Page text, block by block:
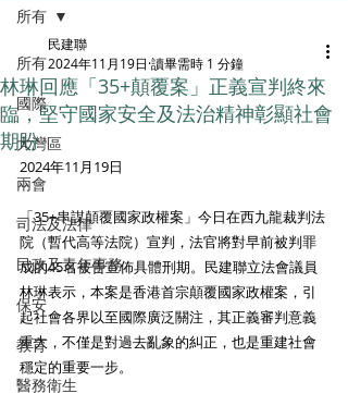
所有
國際
大灣區
兩會
司法及法律
民政及青年事務
保安
教育
醫務衛生
所有
林琳回應「35+顛覆案」正義宣判終來
臨，堅守國家安全及法治精神彰顯社會
期盼
民建聯
2024年11月19日 讀畢需時 1 分鐘
2024年11月19日
「35+串謀顛覆國家政權案」今日在西九龍裁判法
院（暫代高等法院）宣判，法官將對早前被判罪
成的45名被告宣佈具體刑期。民建聯立法會議員
林琳表示，本案是香港首宗顛覆國家政權案，引
起社會各界以至國際廣泛關注，其正義審判意義
重大，不僅是對過去亂象的糾正，也是重建社會
穩定的重要一步。